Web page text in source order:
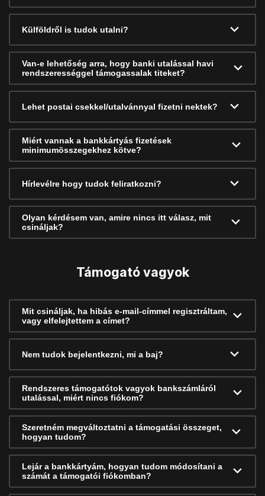
Külföldről is tudok utalni?
Van-e lehetőség arra, hogy banki utalással havi
rendszerességgel támogassalak titeket?
Lehet postai csekkel/utalvánnyal fizetni nektek?
Miért vannak a bankkártyás fizetések
minimumösszegekhez kötve?
Hírlevélre hogy tudok feliratkozni?
Olyan kérdésem van, amire nincs itt válasz, mit
csináljak?
Támogató vagyok
Mit csináljak, ha hibás e-mail-címmel regisztráltam,
vagy elfelejtettem a címet?
Nem tudok bejelentkezni, mi a baj?
Rendszeres támogatótok vagyok bankszámláról
utalással, miért nincs fiókom?
Szeretném megváltoztatni a támogatási összeget,
hogyan tudom?
Lejár a bankkártyám, hogyan tudom módosítani a
számát a támogatói fiókomban?